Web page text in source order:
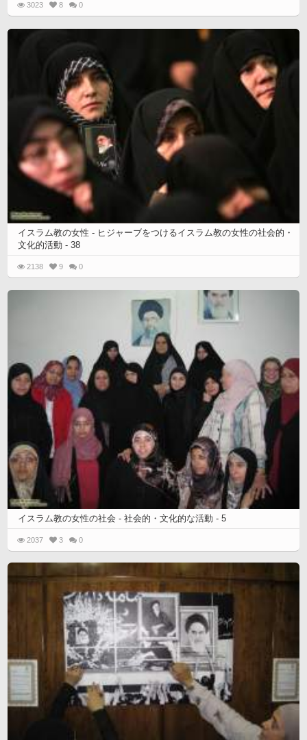
3023 8 0
イスラム教の女性 - ヒジャーブをつけるイスラム教の女性の社会的・
文化的活動 - 38
2138 9 0
イスラム教の女性の社会 - 社会的・文化的な活動 - 5
2037 3 0